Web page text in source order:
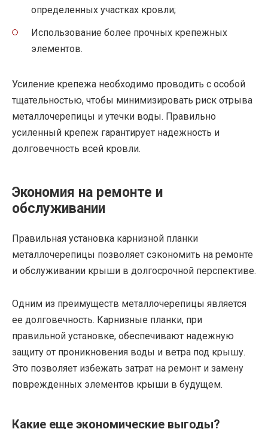
определенных участках кровли;
Использование более прочных крепежных
элементов.
Усиление крепежа необходимо проводить с особой
тщательностью, чтобы минимизировать риск отрыва
металлочерепицы и утечки воды. Правильно
усиленный крепеж гарантирует надежность и
долговечность всей кровли.
Экономия на ремонте и
обслуживании
Правильная установка карнизной планки
металлочерепицы позволяет сэкономить на ремонте
и обслуживании крыши в долгосрочной перспективе.
Одним из преимуществ металлочерепицы является
ее долговечность. Карнизные планки, при
правильной установке, обеспечивают надежную
защиту от проникновения воды и ветра под крышу.
Это позволяет избежать затрат на ремонт и замену
поврежденных элементов крыши в будущем.
Какие еще экономические выгоды?